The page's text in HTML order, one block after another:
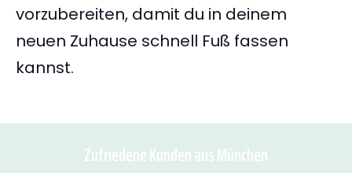
vorzubereiten, damit du in deinem
neuen Zuhause schnell Fuß fassen
kannst.
Zufriedene Kunden aus München